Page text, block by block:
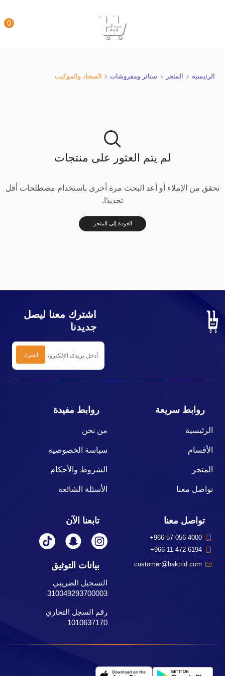
0
الرئيسية المتجر ستائر ومفروشات السجاد والموكيت
لم يتم العثور على منتجات
تحقق من الإملاء أو أعد البحث مرة أخرى باستخدام مصطلحات أقل
تحديدًا.
العودة إلى المتجر
اشترك معنا ليصل
جديدنا
روابط سريعة
الرئيسية
الأقسام
المتجر
تواصل معنا
روابط مفيدة
من نحن
سياسة الخصوصية
الشروط والأحكام
الأسئلة الشائعة
تواصل معنا
+966 57 056 4000
+966 11 472 6194
customer@haktrid.com
تابعنا الآن
بيانات التوثيق
التسجيل الضريبي
310049293700003
رقم السجل التجاري
1010637170